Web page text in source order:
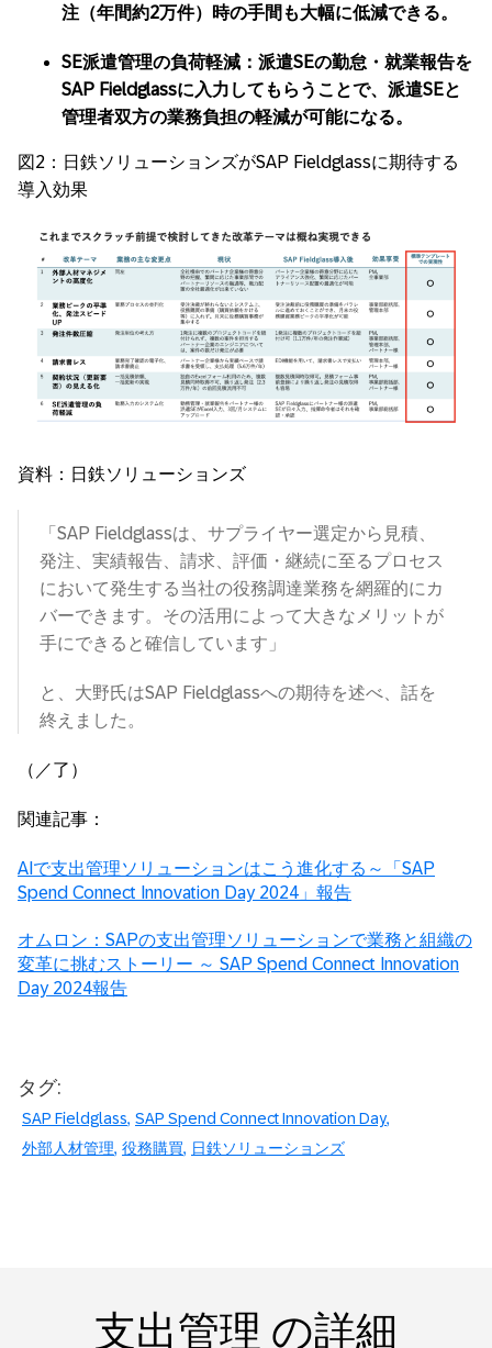
注（年間約2万件）時の手間も大幅に低減できる。
SE派遣管理の負荷軽減：派遣SEの勤怠・就業報告を
SAP Fieldglassに入力してもらうことで、派遣SEと
管理者双方の業務負担の軽減が可能になる。
図2：日鉄ソリューションズがSAP Fieldglassに期待する
導入効果
資料：日鉄ソリューションズ
「SAP Fieldglassは、サプライヤー選定から見積、
発注、実績報告、請求、評価・継続に至るプロセス
において発生する当社の役務調達業務を網羅的にカ
バーできます。その活用によって大きなメリットが
手にできると確信しています」
と、大野氏はSAP Fieldglassへの期待を述べ、話を
終えました。
（／了）
関連記事：
AIで支出管理ソリューションはこう進化する～「SAP
Spend Connect Innovation Day 2024」報告
オムロン：SAPの支出管理ソリューションで業務と組織の
変革に挑むストーリー ～ SAP Spend Connect Innovation
Day 2024報告
タグ:
SAP Fieldglass SAP Spend Connect Innovation Day
外部人材管理 役務購買 日鉄ソリューションズ
支出管理 の詳細